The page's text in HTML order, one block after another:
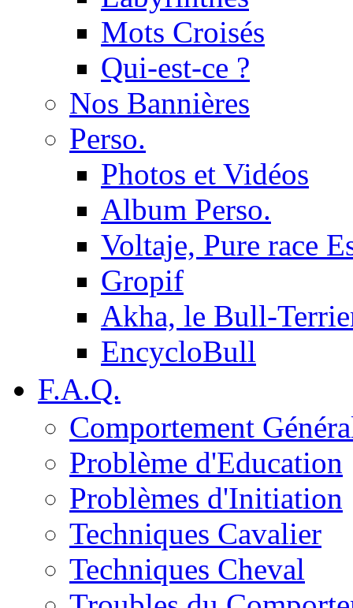
Mots Croisés
Qui-est-ce ?
Nos Bannières
Perso.
Photos et Vidéos
Album Perso.
Voltaje, Pure race
Gropif
Akha, le Bull-
EncycloBull
F.A.Q.
Comportement
Problème d'Education
Problèmes d'Initiation
Techniques Cavalier
Techniques Cheval